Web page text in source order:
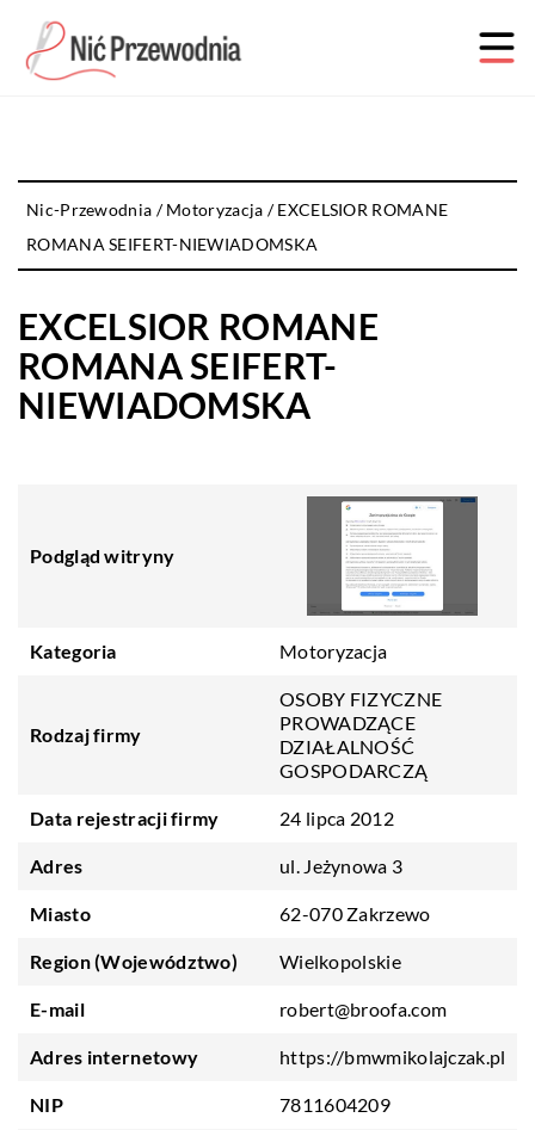
Nic-Przewodnia /Motoryzacja /EXCELSIOR ROMANE
ROMANA SEIFERT-NIEWIADOMSKA
EXCELSIOR ROMANE
ROMANA SEIFERT-
NIEWIADOMSKA
Podgląd witryny
Kategoria Motoryzacja
Rodzaj firmy
OSOBY FIZYCZNE
PROWADZĄCE
DZIAŁALNOŚĆ
GOSPODARCZĄ
Data rejestracji firmy 24 lipca 2012
Adres ul. Jeżynowa 3
Miasto 62-070 Zakrzewo
Region (Województwo) Wielkopolskie
E-mail robert@broofa.com
Adres internetowy https://bmwmikolajczak.pl
NIP 7811604209